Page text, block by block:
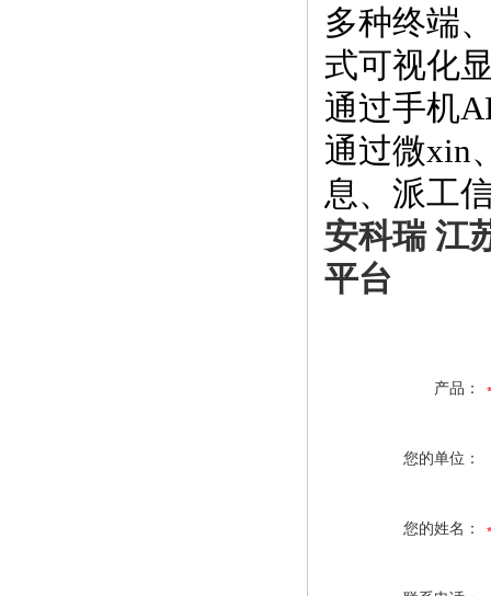
多种终端
式可视化
通过手机
通过微xin
息、派工
安科瑞 江
平台
产品：
您的单位：
您的姓名：